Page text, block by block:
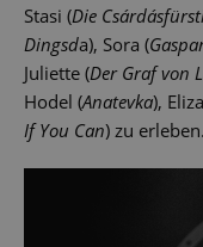
Stasi (Die
Dingsda), Sora (
Juliette (Der Graf von
Hodel (Anatevka),
If You Can) zu erleben.